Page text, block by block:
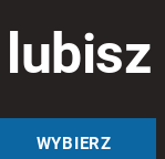
WYBIERZ